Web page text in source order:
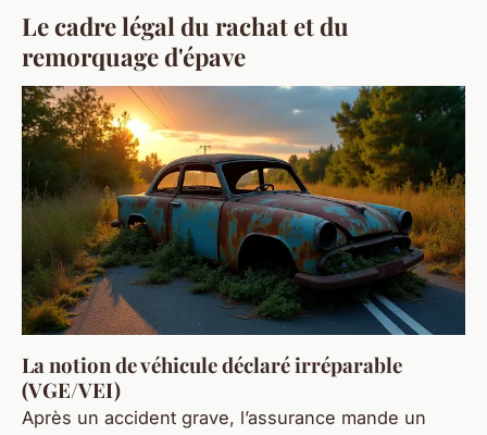
Le cadre légal du rachat et du
remorquage d'épave
La notion de véhicule déclaré irréparable
(VGE/VEI)
Après un accident grave, l’assurance mande un